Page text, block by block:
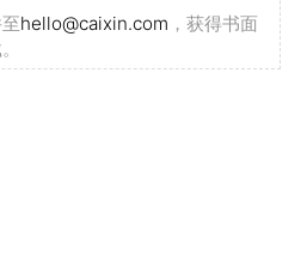
hello@caixin.com ，获得书面